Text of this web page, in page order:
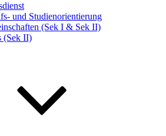
und Studienorientierung
(Sek I & Sek II)
(Sek II)